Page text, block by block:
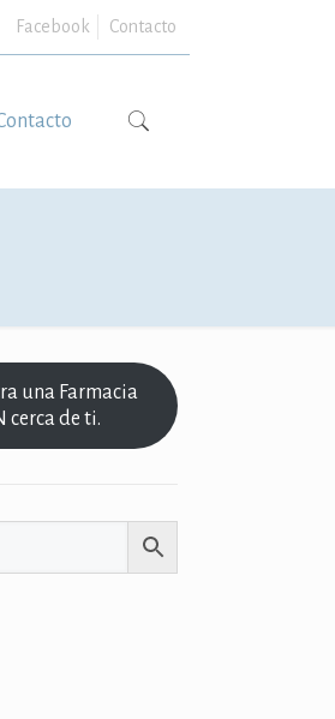
Facebook Contacto
una Farmacia
cerca de ti.